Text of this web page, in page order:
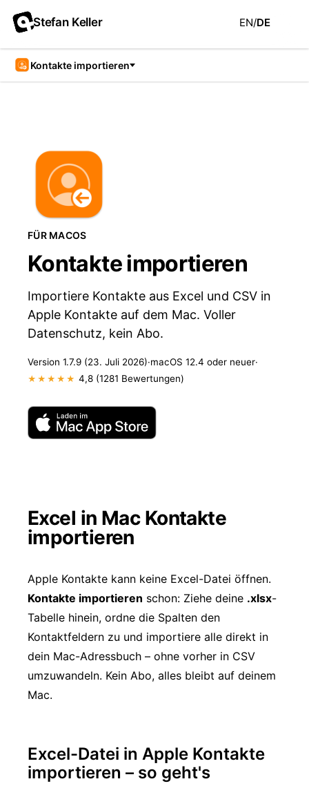
Stefan Keller EN/DE
Kontakte importieren
FÜR MACOS
Kontakte importieren
Importiere Kontakte aus Excel und CSV in
Apple Kontakte auf dem Mac. Voller
Datenschutz, kein Abo.
Version 1.7.9 (23. Juli 2026)·macOS 12.4 oder neuer·
★★★★★ 4,8 (1281 Bewertungen)
Excel in Mac Kontakte
importieren
Apple Kontakte kann keine Excel-Datei öffnen.
Kontakte importieren schon: Ziehe deine .xlsx-
Tabelle hinein, ordne die Spalten den
Kontaktfeldern zu und importiere alle direkt in
dein Mac-Adressbuch – ohne vorher in CSV
umzuwandeln. Kein Abo, alles bleibt auf deinem
Mac.
Excel-Datei in Apple Kontakte
importieren – so geht's